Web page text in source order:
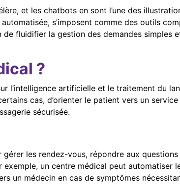
et les chatbots en sont l’une des
s’imposent comme des outils
de fluidifier la gestion des demandes simples
?
l’intelligence artificielle et le traitement du
cas, d’orienter le patient vers un
sécurisée.
les rendez-vous, répondre aux
un centre médical peut automatiser
un médecin en cas de symptômes